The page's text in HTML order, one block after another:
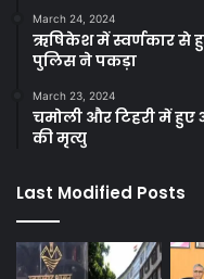
March 24, 2024
ऋषिकेश में स्वर्णकार से
पुलिस ने पकड़ा
March 23, 2024
चमोली और टिहरी में
की मृत्यु
Last Modified Posts